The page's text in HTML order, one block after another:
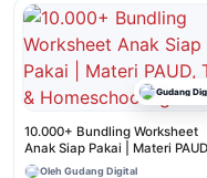
Gudang
10.000+ Bundling Worksheet
Anak Siap Pakai | Materi
& Homeschooling
Oleh Gudang Digital